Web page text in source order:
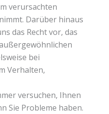
verursachten
Darüber hinaus
das Recht vor, das
bei
Verhalten,
versuchen, Ihnen
Sie Probleme haben.